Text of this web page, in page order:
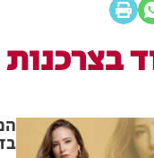
בצרכנות